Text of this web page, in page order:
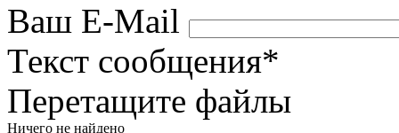
Ваш E-Mail
Текст сообщения*
Перетащите файлы
Ничего не найдено